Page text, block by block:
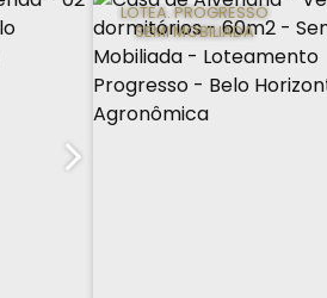
LOTEA. PROGRESSO
SEMI MOBILIADA